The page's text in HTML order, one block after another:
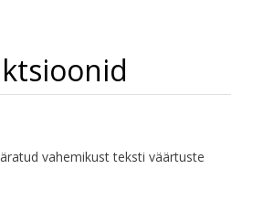
vahemikust teksti väärtuste